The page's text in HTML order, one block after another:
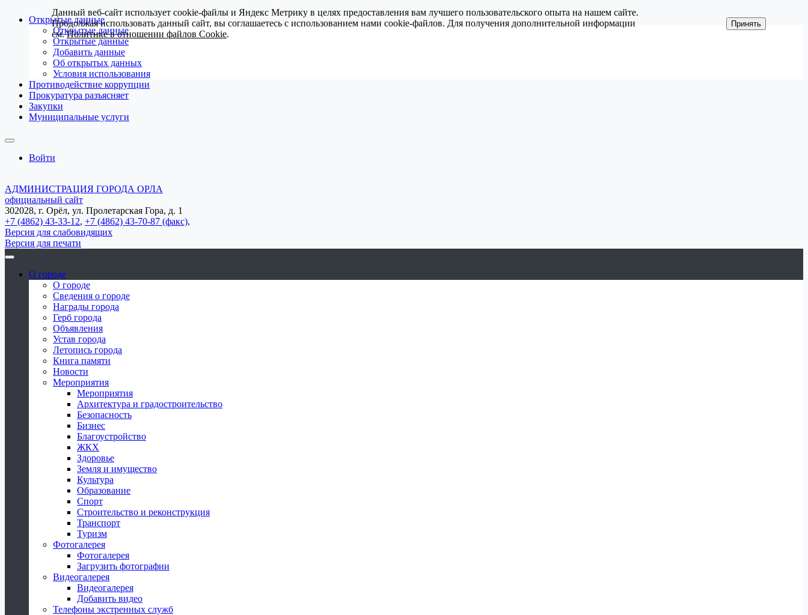
Открытые данные
Открытые данные
Открытые данные
Добавить данные
Об открытых данных
Условия использования
Противодействие коррупции
Прокуратура разъясняет
Закупки
Муниципальные услуги
Войти
АДМИНИСТРАЦИЯ ГОРОДА ОРЛА
официальный сайт
302028, г. Орёл, ул. Пролетарская Гора, д. 1
+7 (4862) 43-33-12, +7 (4862) 43-70-87 (факс),
Версия для слабовидящих
Версия для печати
О городе
О городе
Сведения о городе
Награды города
Герб города
Объявления
Устав города
Летопись города
Книга памяти
Новости
Мероприятия
Мероприятия
Архитектура и градостроительство
Безопасность
Бизнес
Благоустройство
ЖКХ
Здоровье
Земля и имущество
Культура
Образование
Спорт
Строительство и реконструкция
Транспорт
Туризм
Фотогалерея
Фотогалерея
Загрузить фотографии
Видеогалерея
Видеогалерея
Добавить видео
Телефоны экстренных служб
Данный веб-сайт использует cookie-файлы и Яндекс Метрику в целях предоставления вам лучшего пользовательского опыта на нашем сайте.
Продолжая использовать данный сайт, вы соглашаетесь с использованием нами cookie-файлов. Для получения дополнительной информации
см.Политике в отношении файлов Cookie.
Принять